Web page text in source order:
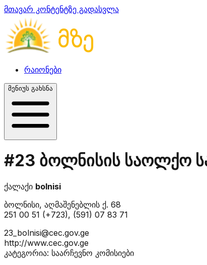
მთავარ კონტენტზე გადასვლა
რაიონები
მენიუს გახსნა
#23 ბოლნისის საოლქო
ქალაქი bolnisi
ბოლნისი, აღმაშენებლის ქ. 68
251 00 51 (+723), (591) 07 83 71
23_bolnisi@cec.gov.ge
http://www.cec.gov.ge
კატეგორია: საარჩევნო კომისიები